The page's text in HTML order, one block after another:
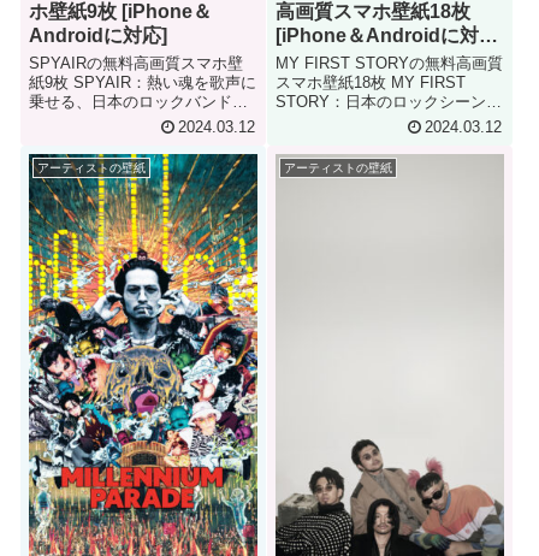
ホ壁紙9枚 [iPhone＆
Androidに対応]
SPYAIRの無料高画質スマホ壁
紙9枚 SPYAIR：熱い魂を歌声に
乗せる、日本のロックバンド
SPYAIRは、日本のロックバン
ボーカルのIKE、ギターのUZ、
ベースのMOMIKEN、ドラムス
のKENTAの4...
2024.03.12
高画質スマホ壁紙18枚
[iPhone＆Androidに対
応]
MY FIRST STORYの無料高画質
スマホ壁紙18枚 MY FIRST
STORY：日本のロックシーンを
牽引する革新的な4人組バンド
に結成された日本のロックバン
ド。ボーカルのHiro、ギター
2024.03.12
アーティストの壁紙 アーティストの壁紙